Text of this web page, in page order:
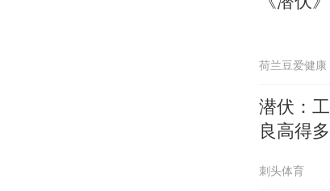
荷兰豆爱健康
潜伏：
良高得多
刺头体育